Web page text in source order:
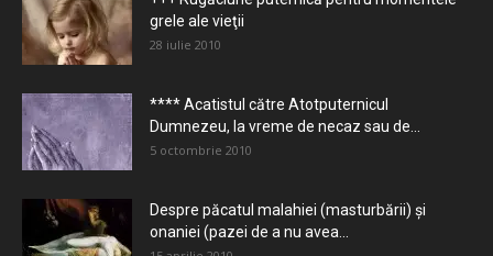
grele ale vieţii
28 iulie 2010
**** Acatistul către Atotputernicul
Dumnezeu, la vreme de necaz sau de...
5 octombrie 2010
Despre păcatul malahiei (masturbării) şi
onaniei (pazei de a nu avea...